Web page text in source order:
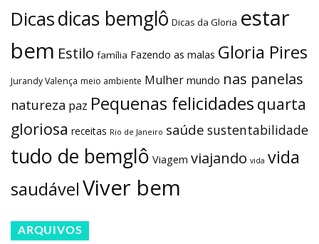
Dicasdicas bemglô Dicas da Gloria estar
bem Estilo família Fazendo as malas Gloria Pires
Jurandy Valença meio ambiente Mulher mundo nas panelas
natureza paz Pequenas felicidades quarta
gloriosa receitas Rio de Janeiro saúde sustentabilidade
tudo de bemglô Viagem viajando vida vida
saudávelViver bem
ARQUIVOS